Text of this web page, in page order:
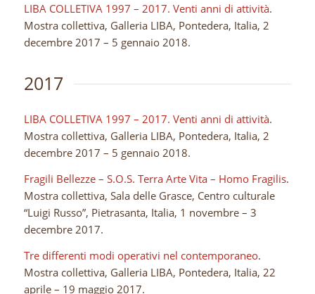
LIBA COLLETIVA 1997 – 2017. Venti anni di attività.
Mostra collettiva, Galleria LIBA, Pontedera, Italia, 2
decembre 2017 – 5 gennaio 2018.
2017
LIBA COLLETIVA 1997 – 2017. Venti anni di attività.
Mostra collettiva, Galleria LIBA, Pontedera, Italia, 2
decembre 2017 – 5 gennaio 2018.
Fragili Bellezze – S.O.S. Terra Arte Vita – Homo Fragilis.
Mostra collettiva, Sala delle Grasce, Centro culturale
“Luigi Russo”, Pietrasanta, Italia, 1 novembre – 3
decembre 2017.
Tre differenti modi operativi nel contemporaneo.
Mostra collettiva, Galleria LIBA, Pontedera, Italia, 22
aprile – 19 maggio 2017.